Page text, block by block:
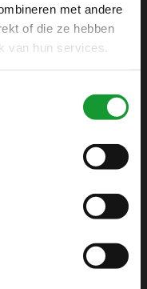
met andere
of die ze hebben
van hun services.
80
80